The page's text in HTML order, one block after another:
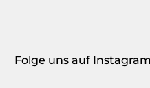
Folge uns auf